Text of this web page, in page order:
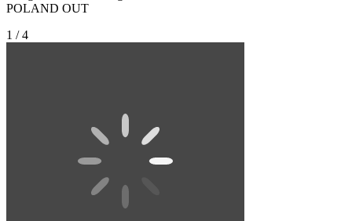
POLAND OUT
1 / 4